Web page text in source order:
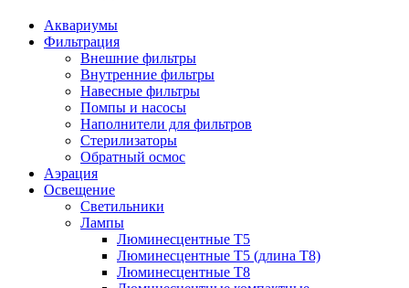
Аквариумы
Фильтрация
Внешние фильтры
Внутренние фильтры
Навесные фильтры
Помпы и насосы
Наполнители для фильтров
Стерилизаторы
Обратный осмос
Аэрация
Освещение
Светильники
Лампы
Люминесцентные T5
Люминесцентные T5 (длина T8)
Люминесцентные T8